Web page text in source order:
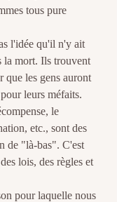
tous pure
l'idée qu'il n'y ait
la mort. Ils trouvent
que les gens auront
leurs méfaits.
le
etc., sont des
de "là-bas". C'est
lois, des règles et
pour laquelle nous